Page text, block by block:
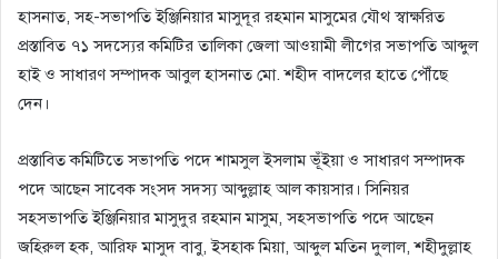
হাসনাত, সহ-সভাপতি ইঞ্জিনিয়ার মাসুদূর রহমান মাসুমের যৌথ স্বাক্ষরিত
প্রস্তাবিত ৭১ সদস্যের কমিটির তালিকা জেলা আওয়ামী লীগের সভাপতি আব্দুল
হাই ও সাধারণ সম্পাদক আবুল হাসনাত মো. শহীদ বাদলের হাতে পৌঁছে
দেন।
প্রস্তাবিত কমিটিতে সভাপতি পদে শামসুল ইসলাম ভূঁইয়া ও সাধারণ সম্পাদক
পদে আছেন সাবেক সংসদ সদস্য আব্দুল্লাহ আল কায়সার। সিনিয়র
সহসভাপতি ইঞ্জিনিয়ার মাসুদুর রহমান মাসুম, সহসভাপতি পদে আছেন
জহিরুল হক, আরিফ মাসুদ বাবু, ইসহাক মিয়া, আব্দুল মতিন দুলাল, শহীদুল্লাহ